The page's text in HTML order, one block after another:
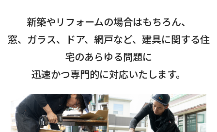
お知らせ・社内報
採用情報
新築やリフォームの場合はもちろん、
窓、ガラス、ドア、網戸など、建具に関する住
宅のあらゆる問題に
迅速かつ専門的に対応いたします。